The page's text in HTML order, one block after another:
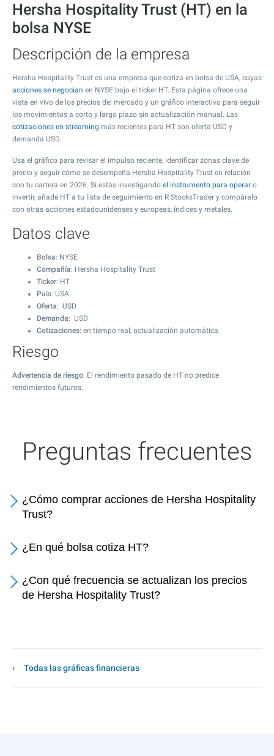
Hersha Hospitality Trust (HT) en la
bolsa NYSE
Descripción de la empresa
Hersha Hospitality Trust es una empresa que cotiza en bolsa de USA, cuyas
acciones se negocian en NYSE bajo el ticker HT. Esta página ofrece una
vista en vivo de los precios del mercado y un gráfico interactivo para seguir
los movimientos a corto y largo plazo sin actualización manual. Las
cotizaciones en streaming más recientes para HT son oferta USD y
demanda USD.
Usa el gráfico para revisar el impulso reciente, identificar zonas clave de
precio y seguir cómo se desempeña Hersha Hospitality Trust en relación
con tu cartera en 2026. Si estás investigando el instrumento para operar o
invertir, añade HT a tu lista de seguimiento en R StocksTrader y compáralo
con otras acciones estadounidenses y europeas, índices y metales.
Datos clave
Bolsa: NYSE
Compañía: Hersha Hospitality Trust
Ticker: HT
País: USA
Oferta: USD
Demanda: USD
Cotizaciones: en tiempo real, actualización automática
Riesgo
Advertencia de riesgo: El rendimiento pasado de HT no predice
rendimientos futuros.
Preguntas frecuentes
¿Cómo comprar acciones de Hersha Hospitality
Trust?
¿En qué bolsa cotiza HT?
¿Con qué frecuencia se actualizan los precios
de Hersha Hospitality Trust?
Todas las gráficas financieras